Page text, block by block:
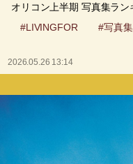
オリコン上半期 写真集ラン
#LIVINGFOR
#写真集
2026.05.26 13:14